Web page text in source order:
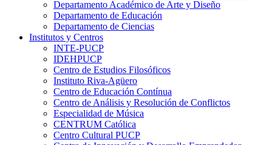
Departamento Académico de Arte y Diseño
Departamento de Educación
Departamento de Ciencias
Institutos y Centros
INTE-PUCP
IDEHPUCP
Centro de Estudios Filosóficos
Instituto Riva-Agüero
Centro de Educación Contínua
Centro de Análisis y Resolución de Conflictos
Especialidad de Música
CENTRUM Católica
Centro Cultural PUCP